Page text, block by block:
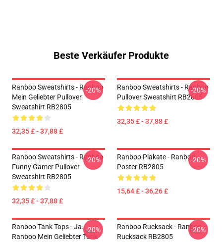
Beste Verkäufer Produkte
Ranboo Sweatshirts - Ranboo
Mein Geliebter Pullover
Sweatshirt RB2805
32,35 £ - 37,88 £
-20%
Ranboo Sweatshirts - Ranboo
Pullover Sweatshirt RB2805
32,35 £ - 37,88 £
-20%
Ranboo Sweatshirts - Ranboo
Funny Gamer Pullover
Sweatshirt RB2805
32,35 £ - 37,88 £
-20%
Ranboo Plakate - Ranboo
Poster RB2805
15,64 £ - 36,26 £
-20%
Ranboo Tank Tops - Ja.
Ranboo Mein Geliebter Tank
-20%
Ranboo Rucksack - Ranboo
Rucksack RB2805
-20%